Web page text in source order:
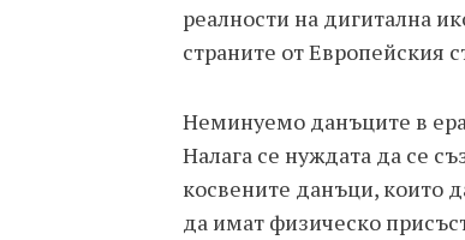
реалности на дигитална
страните от Европейския
Неминуемо данъците в
Налага се нуждата да се
косвените данъци, които
да имат физическо